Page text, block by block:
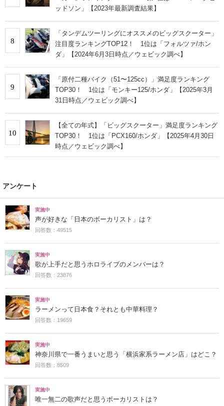
ッドソン」【2023年最新調査結果】
8
「タンデムツーリングにオススメのビッグスクーター」
注目度ランキングTOP12！ 1位は「フォルツァ/ホン
ダ」【2024年6月3日時点／ウェビック調べ】
9
「原付二種バイク（51〜125cc）」満足度ランキング
TOP30！ 1位は「モンキー125/ホンダ」【2025年3月
31日時点／ウェビック調べ】
10
【全ての年式】「ビッグスクーター」満足度ランキング
TOP30！ 1位は「PCX160/ホンダ」【2025年4月30日
時点／ウェビック調べ】
アンケート
実施中
声が好きな「日本のボーカリスト」は？
回答数：49515
実施中
歌が上手だと思うホロライブのメンバーは？
回答数：23876
実施中
ラーメンって日本食？それとも中華料理？
回答数：19659
実施中
神奈川県で一番うまいと思う「横浜家系ラーメン店」はどこ？
回答数：8509
実施中
唯一無二の歌声だと思うボーカリストは？